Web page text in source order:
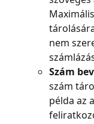
nem
Szám
szám
példa az